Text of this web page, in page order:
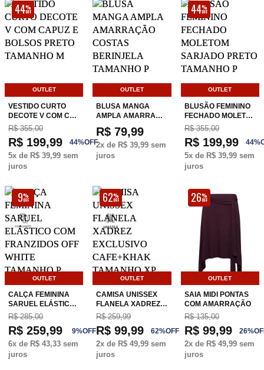
44%
OFF
OUTLET
VESTIDO CURTO
DECOTE V COM C…
R$ 355,00
R$ 199,99 44%OFF
5x de R$ 39,99 sem
juros
OUTLET
BLUSA MANGA
AMPLA AMARRA…
R$ 79,99
2x de R$ 39,99 sem
juros
44%
OFF
OUTLET
BLUSÃO FEMININO
FECHADO MOLET…
R$ 355,00
R$ 199,99 44%
5x de R$ 39,99sem
juros
9%
OFF
OUTLET
CALÇA FEMININA
SARUEL ELÁSTIC…
R$ 285,00
R$ 259,99 9%OFF
6x de R$ 43,33 sem
juros
62%
OFF
OUTLET
CAMISA UNISSEX
FLANELA XADREZ…
R$ 259,99
R$ 99,99 62%OFF
2x de R$ 49,99 sem
juros
26%
OFF
OUTLET
SAIA MIDI PONTAS
COM AMARRAÇÃO
R$ 135,00
R$ 99,99 26%
2x de R$ 49,99sem
juros